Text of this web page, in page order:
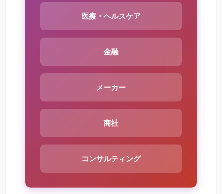
医療・ヘルスケア
金融
メーカー
商社
コンサルティング